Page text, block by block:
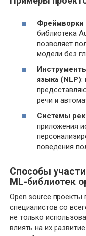
Фреймворки
библиотека
позволяет
модели без
языка (NLP):
речи и
Системы
приложения
поведения
Способы
ML-библиотек
Open source проекты
специалистов со
не только
влиять на их